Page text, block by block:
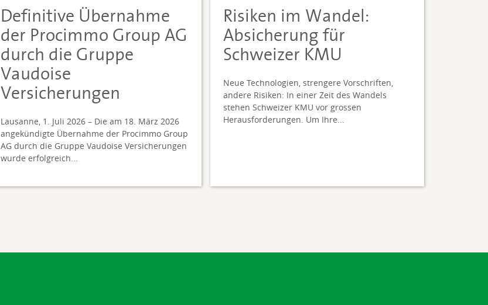
Definitive Übernahme
der Procimmo Group AG
durch die Gruppe
Vaudoise
Versicherungen
Lausanne, 1. Juli 2026 – Die am 18. März 2026
angekündigte Übernahme der Procimmo Group
AG durch die Gruppe Vaudoise Versicherungen
wurde erfolgreich...
Risiken im Wandel:
Absicherung für
Schweizer KMU
Neue Technologien, strengere Vorschriften,
andere Risiken: In einer Zeit des Wandels
stehen Schweizer KMU vor grossen
Herausforderungen. Um Ihre...